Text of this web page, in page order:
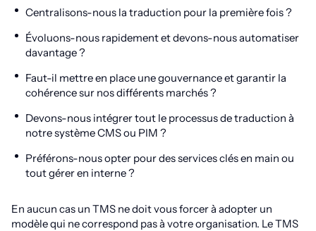
Centralisons-nous la traduction pour la première fois ?
Évoluons-nous rapidement et devons-nous automatiser
davantage ?
Faut-il mettre en place une gouvernance et garantir la
cohérence sur nos différents marchés ?
Devons-nous intégrer tout le processus de traduction à
notre système CMS ou PIM ?
Préférons-nous opter pour des services clés en main ou
tout gérer en interne ?
En aucun cas un TMS ne doit vous forcer à adopter un
modèle qui ne correspond pas à votre organisation. Le TMS